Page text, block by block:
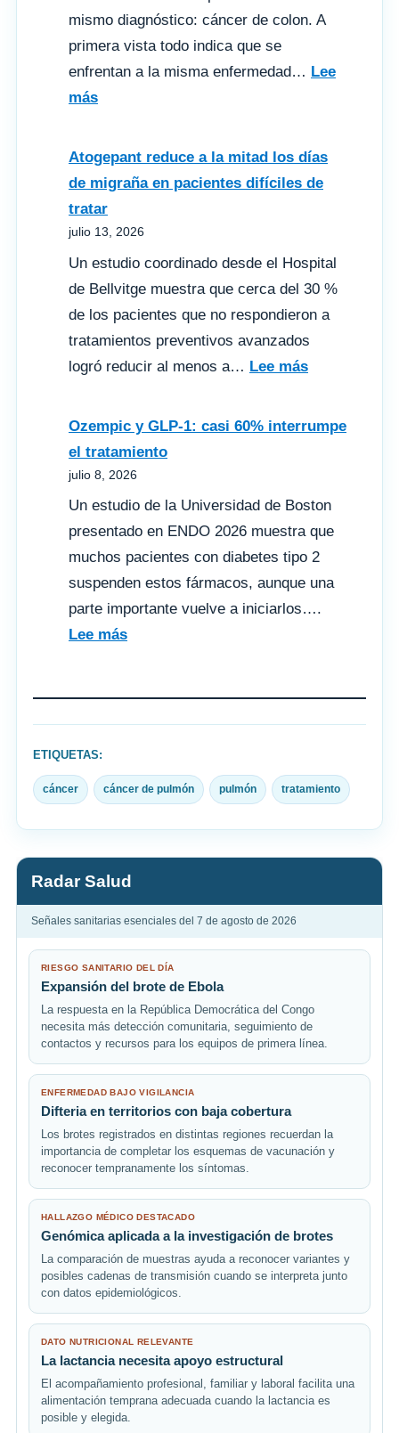
mismo diagnóstico: cáncer de colon. A
primera vista todo indica que se
enfrentan a la misma enfermedad… Lee
más:
por
que
en
realidad
muy diferentes
Atogepant reduce a la mitad los días
de migraña en pacientes difíciles de
tratar
julio 13, 2026
Un estudio coordinado desde el Hospital
de Bellvitge muestra que cerca del 30 %
de los pacientes que no respondieron a
tratamientos preventivos avanzados
logró reducir al menos a… Lee más:
de
tratar
Ozempic y GLP-1: casi 60% interrumpe
el tratamiento
julio 8, 2026
Un estudio de la Universidad de Boston
presentado en ENDO 2026 muestra que
muchos pacientes con diabetes tipo 2
suspenden estos fármacos, aunque una
parte importante vuelve a iniciarlos….
Lee más:
60%
ETIQUETAS:
cáncer cáncer de pulmón pulmón tratamiento
Radar Salud
Señales sanitarias esenciales del 7 de agosto de 2026
RIESGO SANITARIO DEL DÍA
Expansión del brote de Ebola
La respuesta en la República Democrática del Congo
necesita más detección comunitaria, seguimiento de
contactos y recursos para los equipos de primera línea.
ENFERMEDAD BAJO VIGILANCIA
Difteria en territorios con baja cobertura
Los brotes registrados en distintas regiones recuerdan la
importancia de completar los esquemas de vacunación y
reconocer tempranamente los síntomas.
HALLAZGO MÉDICO DESTACADO
Genómica aplicada a la investigación de brotes
La comparación de muestras ayuda a reconocer variantes y
posibles cadenas de transmisión cuando se interpreta junto
con datos epidemiológicos.
DATO NUTRICIONAL RELEVANTE
La lactancia necesita apoyo estructural
El acompañamiento profesional, familiar y laboral facilita una
alimentación temprana adecuada cuando la lactancia es
posible y elegida.